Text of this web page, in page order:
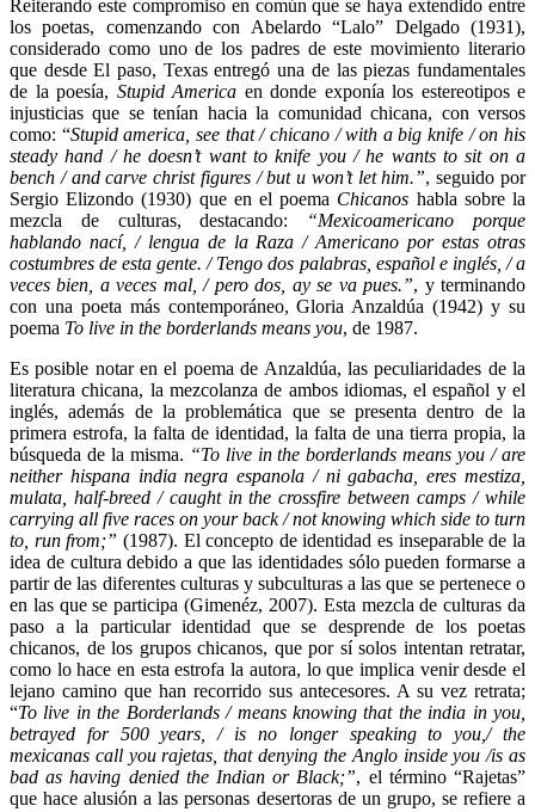
Reiterando este compromiso en común que se haya extendido entre
los poetas, comenzando con Abelardo “Lalo” Delgado (1931),
considerado como uno de los padres de este movimiento literario
que desde El paso, Texas entregó una de las piezas fundamentales
de la poesía, Stupid America en donde exponía los estereotipos e
injusticias que se tenían hacia la comunidad chicana, con versos
como: “Stupid america, see that / chicano / with a big knife / on his
steady hand / he doesn’t want to knife you / he wants to sit on a
bench / and carve christ figures / but u won’t let him.”, seguido por
Sergio Elizondo (1930) que en el poema Chicanos habla sobre la
mezcla de culturas, destacando:
“Mexicoamericano porque
hablando nací, / lengua de la Raza / Americano por estas otras
costumbres de esta gente. / Tengo dos palabras, español e inglés, / a
veces bien, a veces mal, / pero dos, ay se va pues.”, y terminando
con una poeta más contemporáneo, Gloria Anzaldúa (1942) y su
poema To live in the borderlands means you, de 1987.
Es posible notar en el poema de Anzaldúa, las peculiaridades de la
literatura chicana, la mezcolanza de ambos idiomas, el español y el
inglés, además de la problemática que se presenta dentro de la
primera estrofa, la falta de identidad, la falta de una tierra propia, la
búsqueda de la misma. “To live in the borderlands means you / are
neither hispana india negra espanola / ni gabacha, eres mestiza,
mulata, half-breed / caught in the crossfire between camps / while
carrying all five races on your back / not knowing which side to turn
to, run from;” (1987). El concepto de identidad es inseparable de la
idea de cultura debido a que las identidades sólo pueden formarse a
partir de las diferentes culturas y subculturas a las que se pertenece o
en las que se participa (Gimenéz, 2007). Esta mezcla de culturas da
paso a la particular identidad que se desprende de los poetas
chicanos, de los grupos chicanos, que por sí solos intentan retratar,
como lo hace en esta estrofa la autora, lo que implica venir desde el
lejano camino que han recorrido sus antecesores. A su vez retrata;
“To live in the Borderlands / means knowing that the india in you,
betrayed for 500 years, / is no longer speaking to you,/ the
mexicanas call you rajetas, that denying the Anglo inside you /is as
bad as having denied the Indian or Black;”, el término “Rajetas”
que hace alusión a las personas desertoras de un grupo, se refiere a